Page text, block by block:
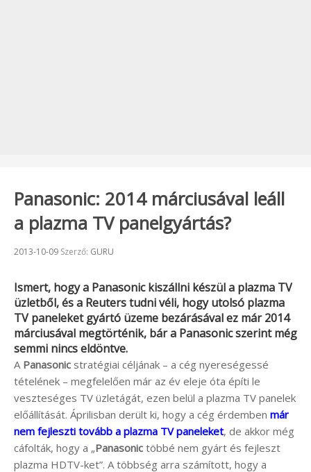
Panasonic: 2014 márciusával leáll
a plazma TV panelgyártás?
Beküldve:
2013-10-09 Szerző: GURU
Ismert, hogy a Panasonickiszállni készül a plazma TV
üzletből, és a Reuterstudni véli, hogy utolsó plazma
TV paneleket gyártó üzeme bezárásával ez már 2014
márciusával megtörténik, bár a Panasonicszerint még
semmi nincs eldöntve.
A Panasonic stratégiai céljának – a cég nyereségessé
tételének – megfelelően már az év eleje óta építi le
veszteséges TV üzletágát, ezen belül a plazma TV panelek
előállítását. Áprilisban derült ki, hogy a cég érdemben már
nem fejleszti tovább a plazma TV paneleket, de akkor még
cáfolták, hogy a „Panasonic többé nem gyárt és fejleszt
plazma HDTV-ket”. A többség arra számított, hogy a